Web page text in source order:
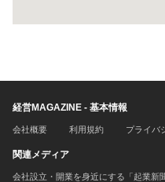
経営MAGAZINE - 基本情報
会社概要 利用規約 プライバ
関連メディア
会社設立・開業を身近にする「起業新聞